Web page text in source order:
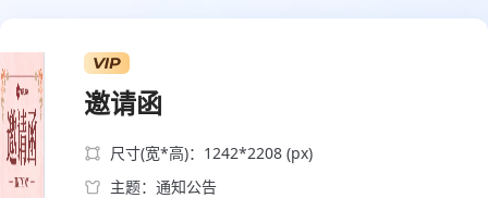
邀请函
尺寸(宽*高)：1242*2208 (px)
主题：通知公告